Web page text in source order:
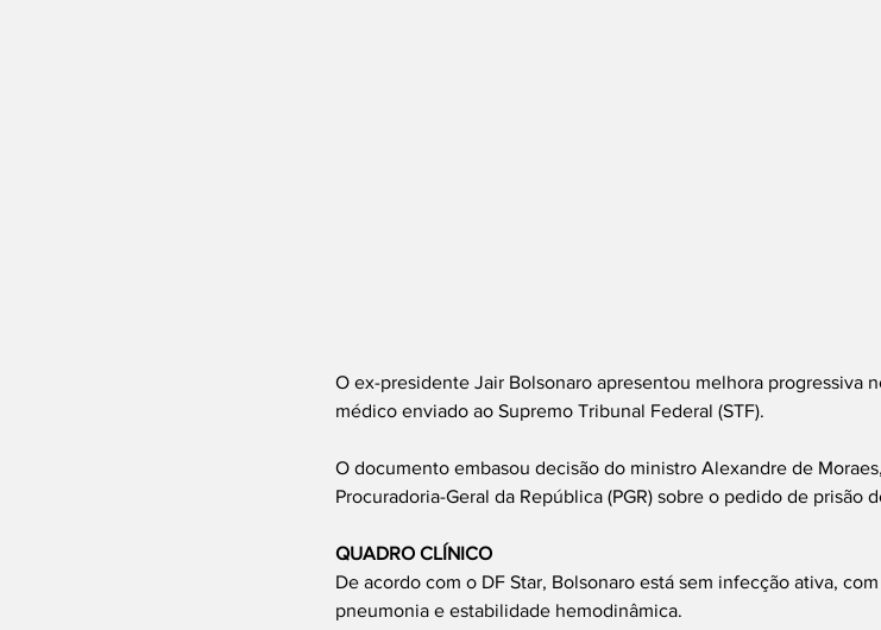
O ex-presidente Jair Bolsonaro apresentou melhora progressiva
médico enviado ao Supremo Tribunal Federal (STF).
O documento embasou decisão do ministro Alexandre de
Procuradoria-Geral da República (PGR) sobre o pedido de prisão
QUADRO CLÍNICO
De acordo com o DF Star, Bolsonaro está sem infecção ativa,
pneumonia e estabilidade hemodinâmica.